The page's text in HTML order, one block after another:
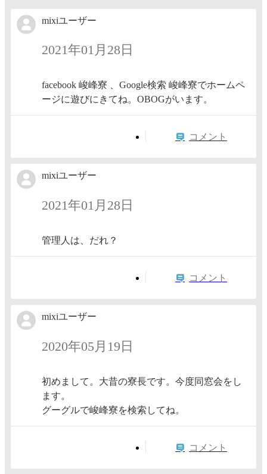
mixiユーザー
2021年01月28日
facebook 峻峰寮 、Google検索 峻峰寮でホームペ
ージに遊びにきてね。OBOGがいます。
コメント
mixiユーザー
2021年01月28日
管理人は、だれ？
コメント
mixiユーザー
2020年05月19日
初めまして。大昔の寮長です。今度同窓会をし
ます。
グーグルで峻峰寮を検索してね。
コメント